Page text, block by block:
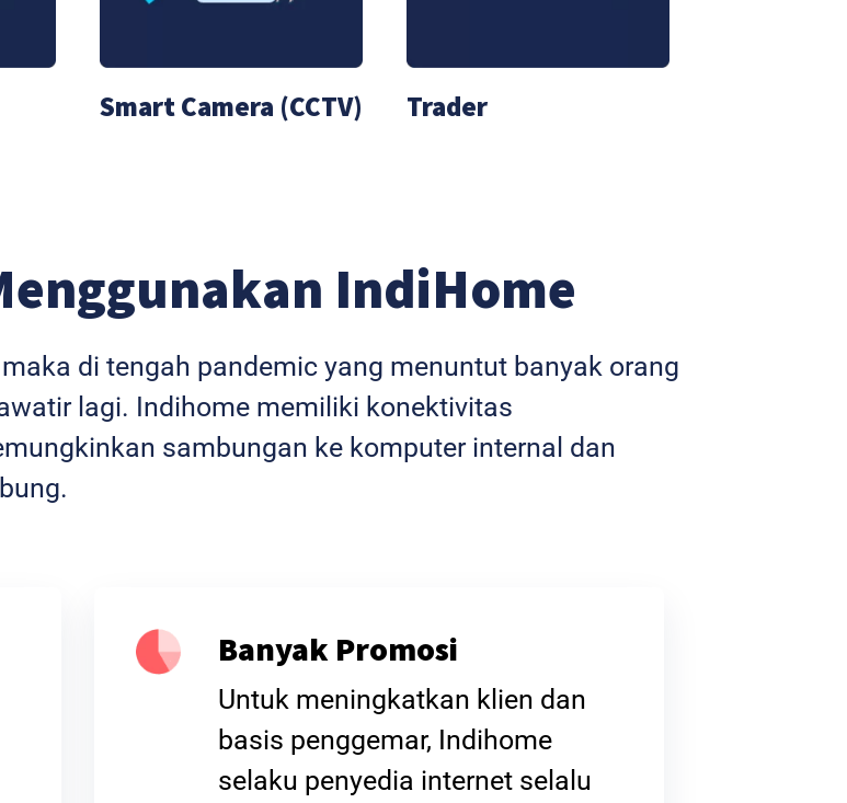
Smart Camera (CCTV) Trader
IndiHome
di tengah pandemic yang menuntut banyak orang
lagi. Indihome memiliki konektivitas
sambungan ke komputer internal dan
Banyak Promosi
Untuk meningkatkan klien dan
basis penggemar, Indihome
selaku penyedia internet selalu